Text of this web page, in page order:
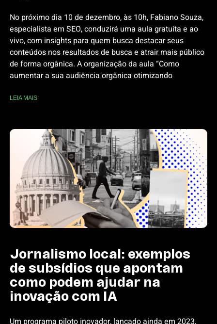
No próximo dia 10 de dezembro, às 10h, Fabiano Souza,
especialista em SEO, conduzirá uma aula gratuita e ao
vivo, com insights para quem busca destacar seus
conteúdos nos resultados de busca e atrair mais público
de forma orgânica. A organização da aula “Como
aumentar a sua audiência orgânica otimizando
LEIA MAIS
Jornalismo local: exemplos
de subsídios que apontam
como podem ajudar na
inovação com IA
Um programa piloto inovador, lançado ainda em 2023,